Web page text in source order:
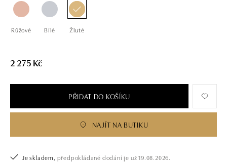
Růžové Bílé Žluté
2 275 Kč
PŘIDAT DO KOŠÍKU
NAJÍT NA BUTIKU
Je skladem, předpokládané dodání je už 19.08.2026.